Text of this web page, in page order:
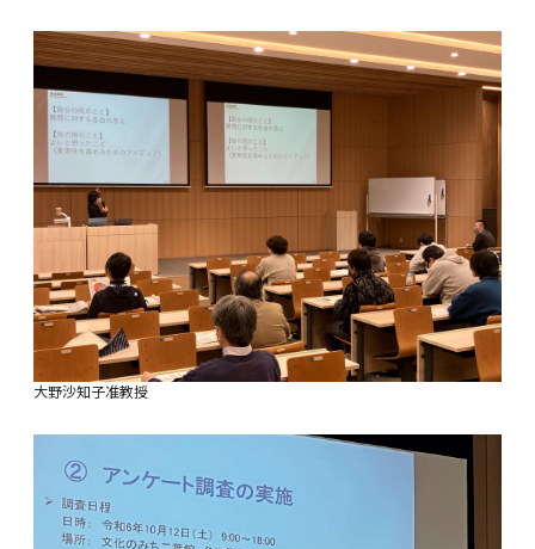
大野沙知子准教授